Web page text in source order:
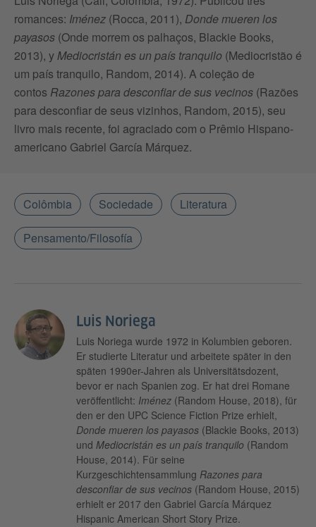
romances: Iménez (Rocca, 2011), Donde mueren los
payasos (Onde morrem os palhaços, Blackie Books,
2013), yMediocristán es un país tranquilo (Mediocristão é
um país tranquilo, Random, 2014). A coleção de
contos Razones para desconfiar de sus vecinos (Razões
para desconfiar de seus vizinhos, Random, 2015), seu
livro mais recente, foi agraciado com o Prêmio Hispano-
americano Gabriel García Márquez.
Colômbia Sociedade Literatura
Pensamento/Filosofía
Luis Noriega
Luis Noriega wurde 1972 in Kolumbien geboren.
Er studierte Literatur und arbeitete später in den
späten 1990er-Jahren als Universitätsdozent,
bevor er nach Spanien zog. Er hat drei Romane
veröffentlicht: Iménez (Random House, 2018), für
den er den UPC Science Fiction Prize erhielt,
Donde mueren los payasos (Blackie Books, 2013)
und Mediocristán es un país tranquilo (Random
House, 2014). Für seine
Kurzgeschichtensammlung Razones para
desconfiar de sus vecinos (Random House, 2015)
erhielt er 2017 den Gabriel García Márquez
Hispanic American Short Story Prize.